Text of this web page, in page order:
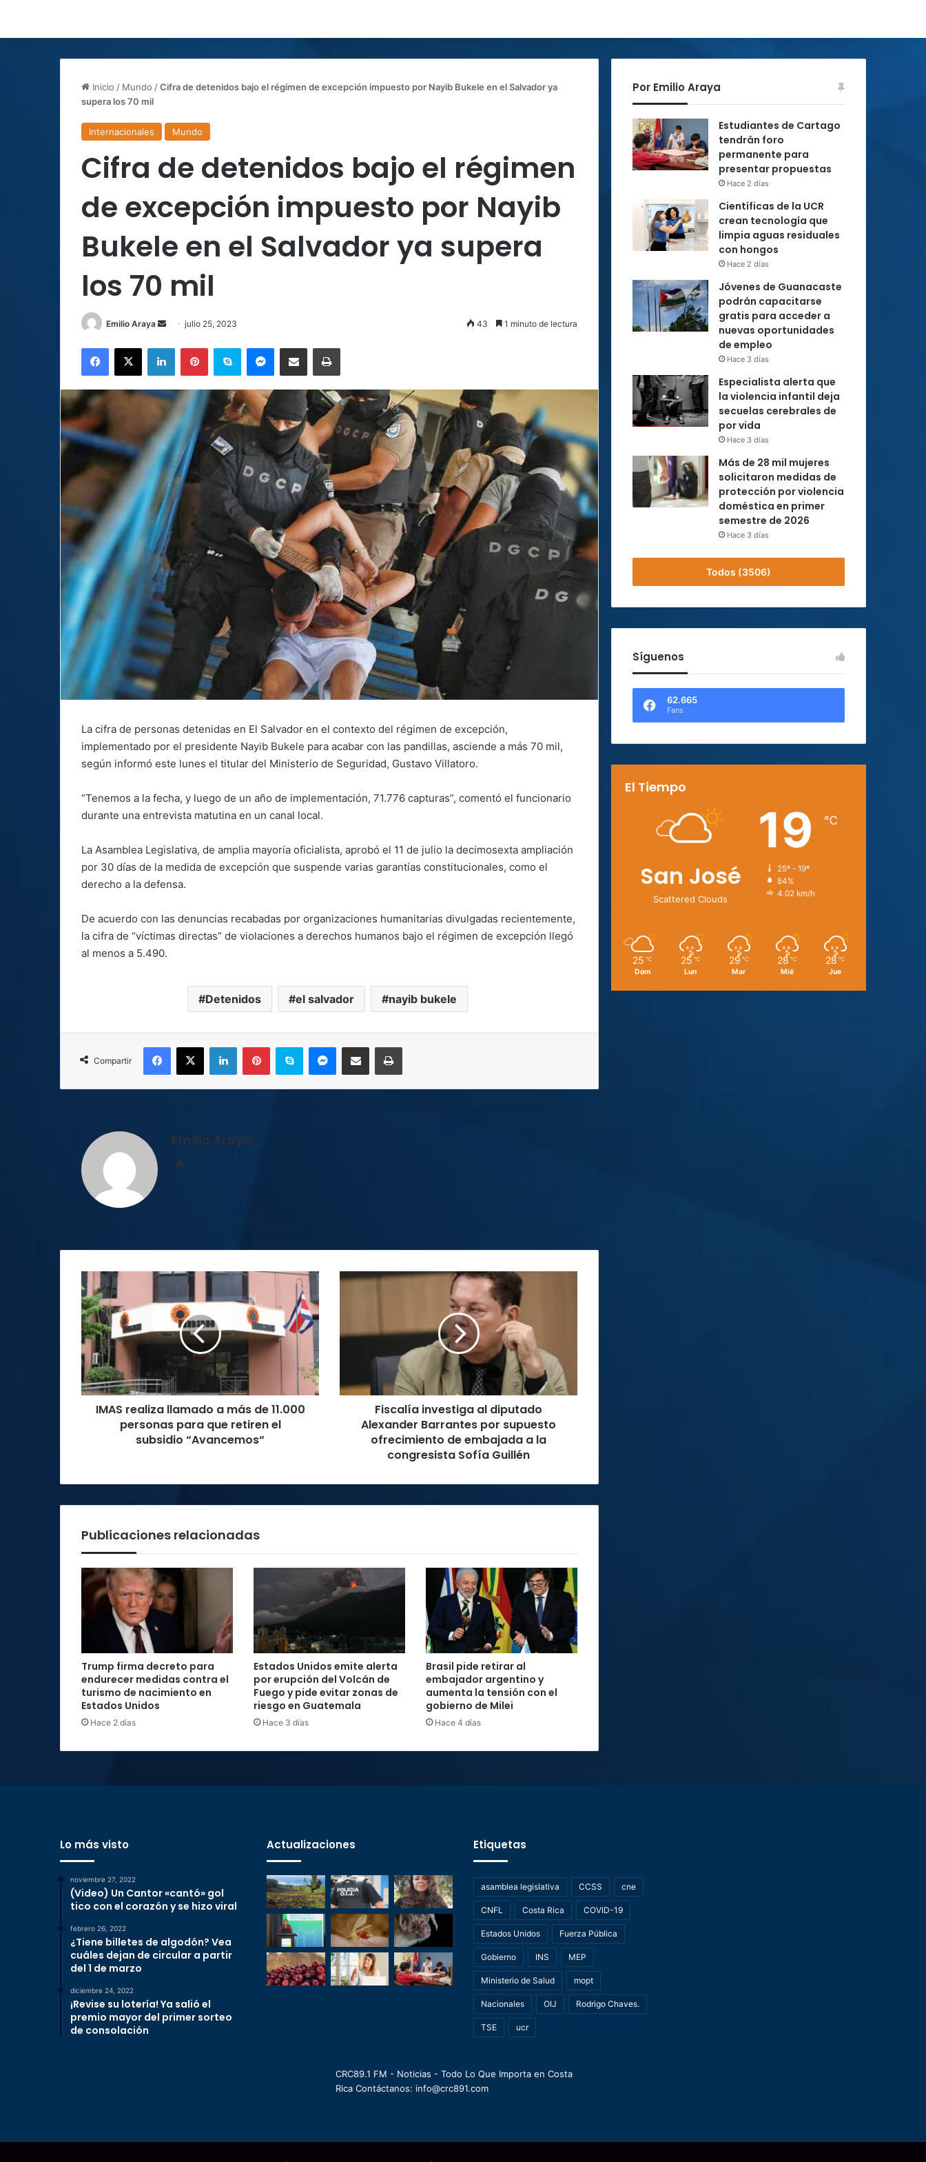
Inicio / Mundo /Cifra de detenidos bajo el régimen de excepción impuesto por Nayib Bukele en el Salvador ya
supera los 70 mil
Internacionales Mundo
Cifra de detenidos bajo el régimen
de excepción impuesto por Nayib
Bukele en el Salvador ya supera
los 70 mil
Emilio Araya
Sendjulio 25, 2023 43 1 minuto de lectura
Facebook
X LinkedInPinterestSkype MessengerCompartir por correo electrónicoImprimir
La cifra de personas detenidas en El Salvador en el contexto del régimen de excepción,
implementado por el presidente Nayib Bukele para acabar con las pandillas, asciende a más 70 mil,
según informó este lunes el titular del Ministerio de Seguridad, Gustavo Villatoro.
“Tenemos a la fecha, y luego de un año de implementación, 71.776 capturas”, comentó el funcionario
durante una entrevista matutina en un canal local.
La Asamblea Legislativa, de amplia mayoría oficialista, aprobó el 11 de julio la decimosexta ampliación
por 30 días de la medida de excepción que suspende varias garantías constitucionales, como el
derecho a la defensa.
De acuerdo con las denuncias recabadas por organizaciones humanitarias divulgadas recientemente,
la cifra de “víctimas directas” de violaciones a derechos humanos bajo el régimen de excepción llegó
al menos a 5.490.
Detenidos el salvador nayib bukele
Compartir
Facebook
X LinkedInPinterestSkype MessengerCompartir por correo electrónicoImprimir
Emilio Araya
IMAS
realiza
llamado
a
más
de
11.000
personas
para
queIMAS realiza llamado a más de 11.000
personas para que retiren el
subsidio “Avancemos“
Fiscalía
Alexander
ofrecimiento
embajada
Fiscalía investiga al diputado
Alexander Barrantes por supuesto
ofrecimiento de embajada a la
congresista Sofía Guillén
Publicaciones relacionadas
Trump firma decreto para
endurecer medidas contra el
turismo de nacimiento en
Estados Unidos
Hace 2 días
Estados Unidos emite alerta
por erupción del Volcán de
Fuego y pide evitar zonas de
riesgo en Guatemala
Hace 3 días
Brasil pide retirar al
embajador argentino y
aumenta la tensión con el
gobierno de Milei
Hace 4 días
Por Emilio Araya
Estudiantes de Cartago
tendrán foro
permanente para
presentar propuestas
Hace 2 días
Científicas de la UCR
crean tecnología que
limpia aguas residuales
con hongos
Hace 2 días
Jóvenes de Guanacaste
podrán capacitarse
gratis para acceder a
nuevas oportunidades
de empleo
Hace 3 días
Especialista alerta que
la violencia infantil deja
secuelas cerebrales de
por vida
Hace 3 días
Más de 28 mil mujeres
solicitaron medidas de
protección por violencia
doméstica en primer
semestre de 2026
Hace 3 días
Todos (3506)
Síguenos
62.665
Fans
El Tiempo
San José
Scattered Clouds
19 ℃
25º - 19º
84%
4.02 km/h
25 ℃
Dom
25 ℃
Lun
29 ℃
Mar
28 ℃
Mié
28 ℃
Jue
Lo más visto
noviembre 27, 2022
(Video) Un Cantor «cantó» gol
tico con el corazón y se hizo viral
febrero 26, 2022
¿Tiene billetes de algodón? Vea
cuáles dejan de circular a partir
del 1 de marzo
diciembre 24, 2022
¡Revise su lotería! Ya salió el
premio mayor del primer sorteo
de consolación
Actualizaciones Etiquetas
asamblea legislativa CCSS cne
CNFL Costa Rica COVID-19
Estados Unidos Fuerza Pública
Gobierno INS MEP
Ministerio de Salud mopt
Nacionales OIJ Rodrigo Chaves.
TSE ucr
CRC89.1 FM - Noticias - Todo Lo Que Importa en Costa
Rica Contáctanos: info@crc891.com